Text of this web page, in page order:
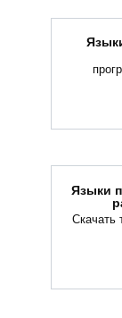
Языки
Скачать